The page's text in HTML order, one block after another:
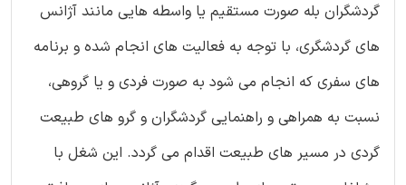
گردشگران بله صورت مستقیم یا واسطه هایی مانند آژانس
های گردشگری، با توجه به فعالیت های انجام شده و برنامه
های سفری که انجام می شود به صورت فردی و یا گروهی،
نسبت به همراهی و راهنمایی گردشگران و گرو های طبیعت
گردی در مسیر های طبیعت اقدام می گردد. این شغل با